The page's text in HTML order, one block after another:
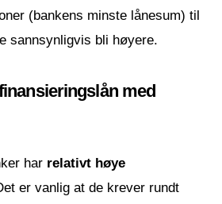
(bankens minste lånesum) til
sannsynligvis bli høyere.
med
har relativt høye
er vanlig at de krever rundt